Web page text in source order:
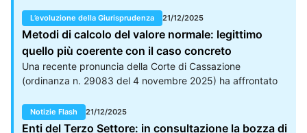
e le modalità di gestione fiscale delle prestazioni.
regolamentare le attività di rilevazione e segnalazione delle
operazioni sospette (SOS). Il documento, frutto di un
processo partecipato e inter-istituzionale, fornisce
indicazioni fondamentali per assicurare un’azione di
collaborazione attiva tempestiva, efficace e
qualitativamente elevata, nella cornice della prevenzione
del riciclaggio e del finanziamento del terrorismo.
L’evoluzione della Giurisprudenza 21/12/2025
Metodi di calcolo del valore normale: legittimo
quello più coerente con il caso concreto
Una recente pronuncia della Corte di Cassazione
(ordinanza n. 29083 del 4 novembre 2025) ha affrontato
riaffermando un principio fondamentale: nella
determinazione del valore normale dei prezzi infragruppo,
Notizie Flash 21/12/2025
Enti del Terzo Settore: in consultazione la bozza di